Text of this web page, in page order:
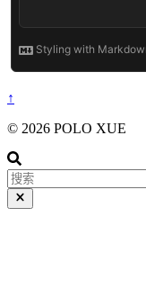
↑
© 2026 POLO XUE